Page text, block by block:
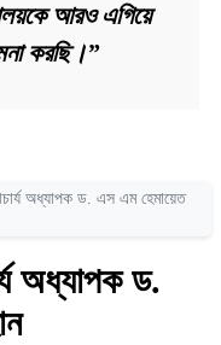
আরও এগিয়ে
করছি।”
অধ্যাপক ড. এস এম হেমায়েত
অধ্যাপক ড.